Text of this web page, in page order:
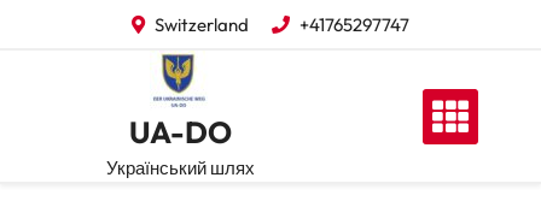
Switzerland +41765297747
UA-DO
Український шлях